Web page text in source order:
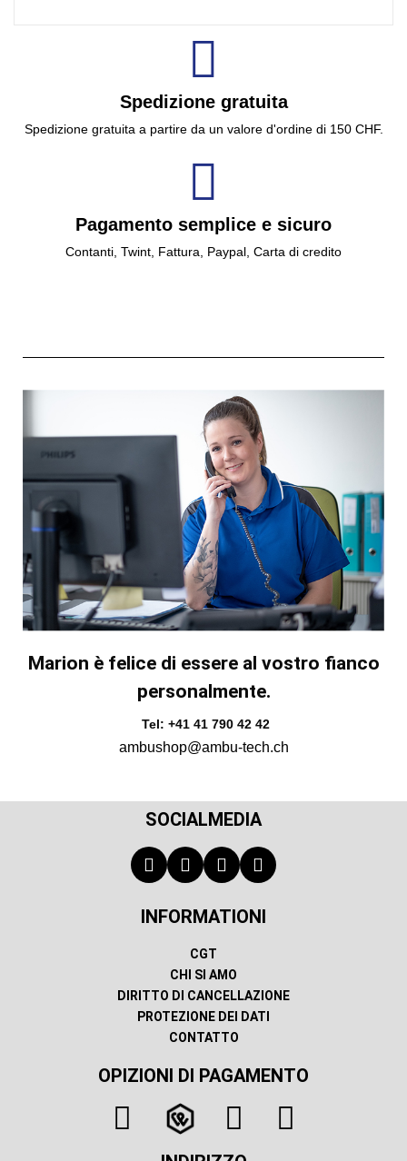
Spedizione gratuita
Spedizione gratuita a partire da un valore d'ordine di 150 CHF.
Pagamento semplice e sicuro
Contanti, Twint, Fattura, Paypal, Carta di credito
Marion è felice di essere al vostro fianco
personalmente.
Tel: +41 41 790 42 42
ambushop@ambu-tech.ch
SOCIALMEDIA
INFORMATIONI
CGT
CHI SI AMO
DIRITTO DI CANCELLAZIONE
PROTEZIONE DEI DATI
CONTATTO
OPIZIONI DI PAGAMENTO